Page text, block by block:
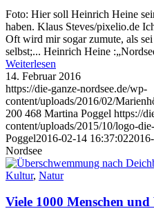
Foto: Hier soll Heinrich Heine
haben. Klaus Steves/pixelio.de
Oft wird mir sogar zumute, als
selbst;... Heinrich Heine
Weiterlesen
14. Februar 2016
https://die-ganze-nordsee.de/wp-
content/uploads/2016/02/
200 468 Martina Poggel https://
content/uploads/2015/10/logo-
Poggel2016-02-14 16:37:02
Nordsee
Kultur, Natur
Viele 1000 Menschen und